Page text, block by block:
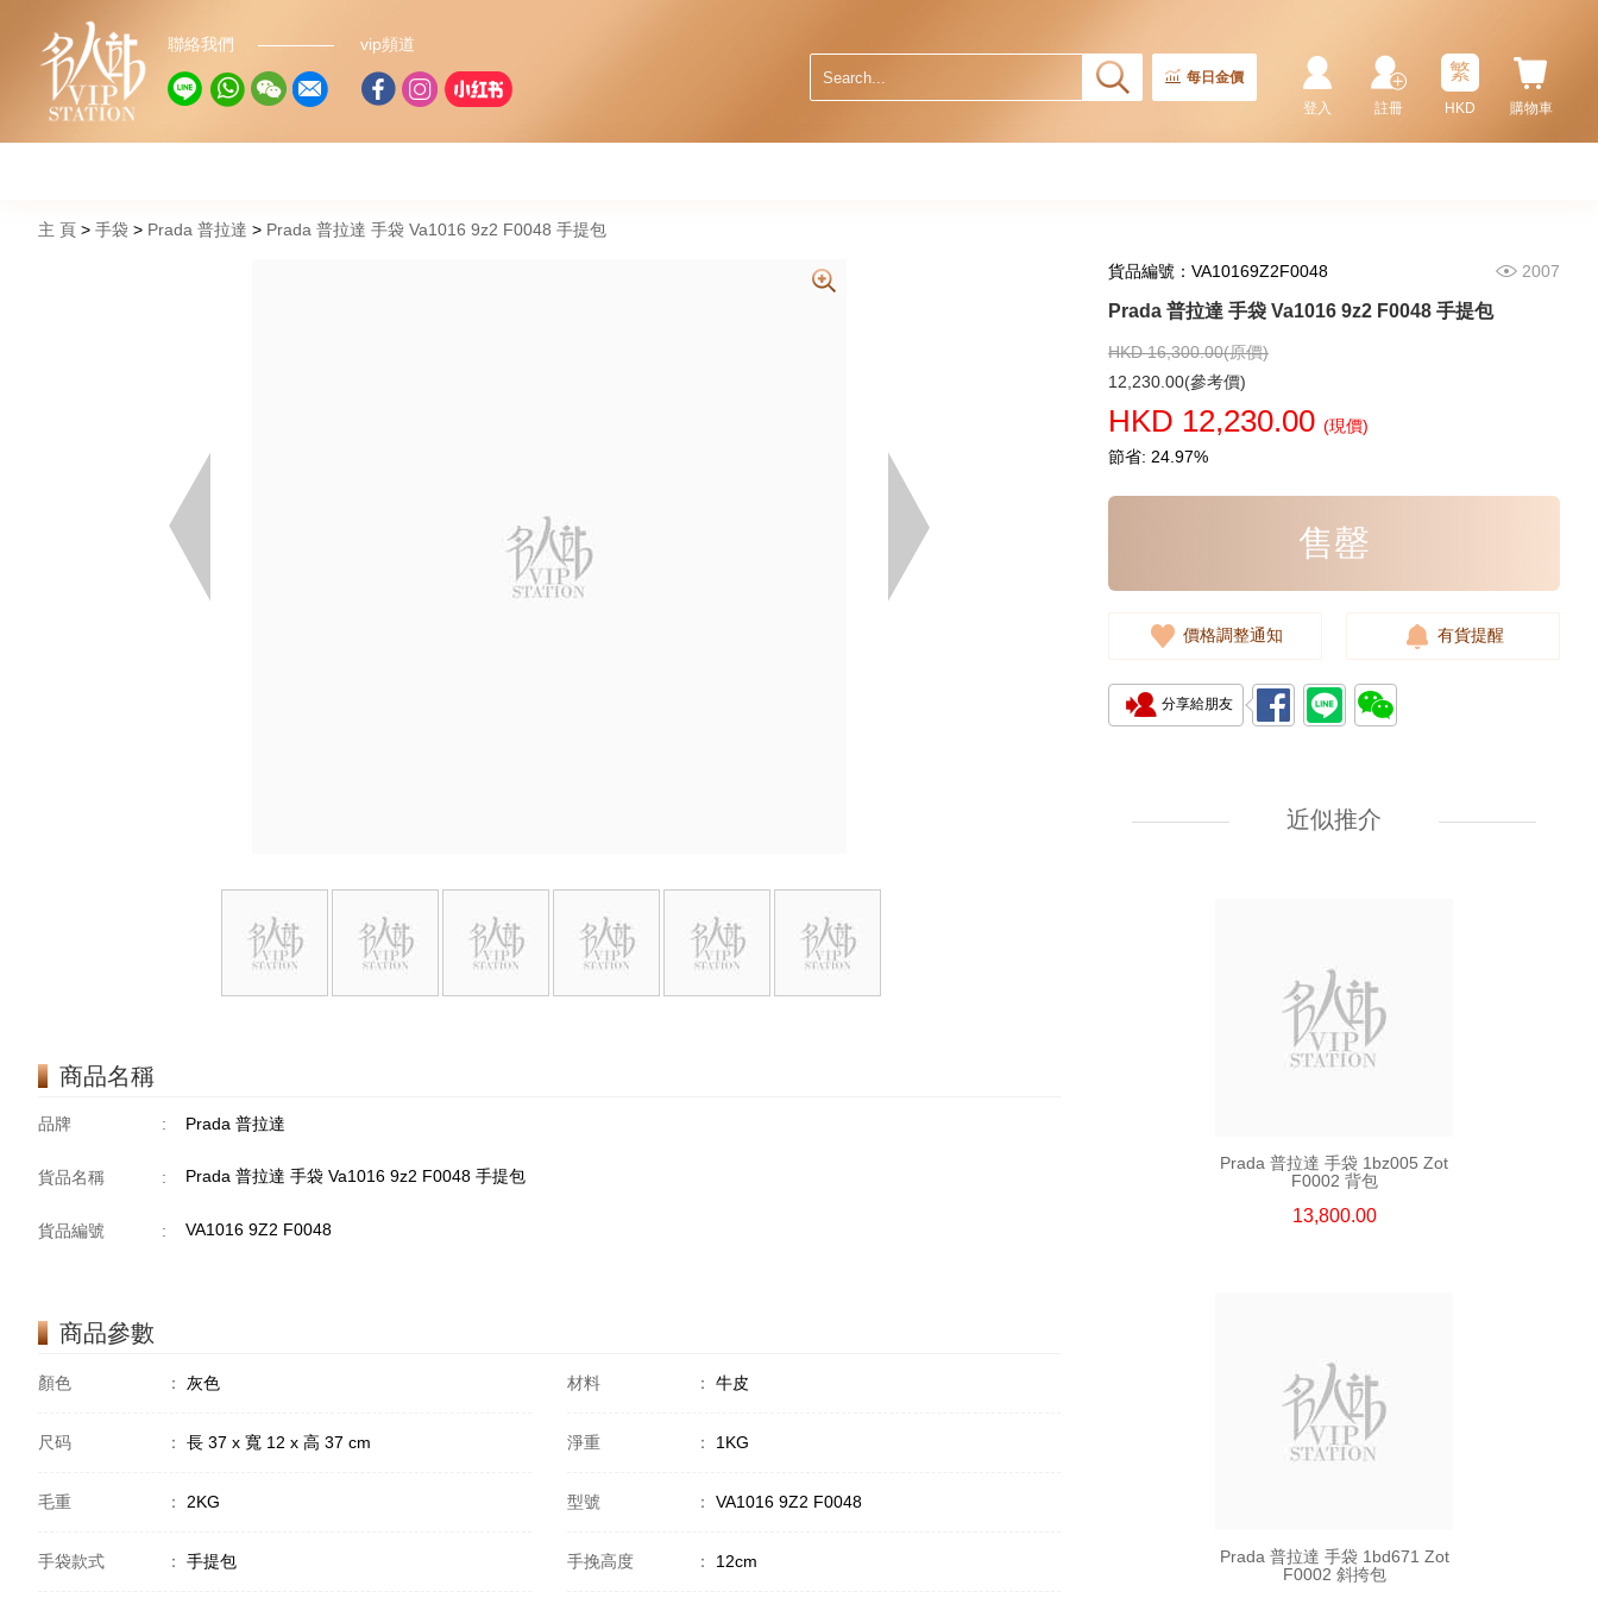
聯絡我們 vip頻道
每日金價
購物車
繁
HKD
註冊
登入
主 頁 手袋 Prada 普拉達 Prada 普拉達 手袋 Va1016 9z2 F0048 手提包
商品名稱
品牌 : Prada 普拉達
貨品名稱 : Prada 普拉達 手袋 Va1016 9z2 F0048 手提包
貨品編號 : VA1016 9Z2 F0048
商品參數
顏色 ： 灰色 材料 ： 牛皮
尺码 ： 長 37 x 寬 12 x 高 37 cm 淨重 ： 1KG
毛重 ： 2KG 型號 ： VA1016 9Z2 F0048
手袋款式 ： 手提包 手挽高度 ： 12cm
貨品編號：VA10169Z2F0048 2007
Prada 普拉達 手袋 Va1016 9z2 F0048 手提包
HKD 16,300.00(原價)
12,230.00(參考價)
HKD 12,230.00 (現價)
節省: 24.97%
售罄
價格調整通知 有貨提醒
分享給朋友
近似推介
Prada 普拉達 手袋 2vh143 2fmo
9,280.00
11,800.00
Prada 普拉達 手袋 1bz005 Zot
F0002 背包
13,800.00
Prada 普拉達 手袋 1bd671 Zot
F0002 斜挎包